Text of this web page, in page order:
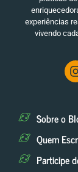
experiências
vivendo
Sobre o
Quem
Participe